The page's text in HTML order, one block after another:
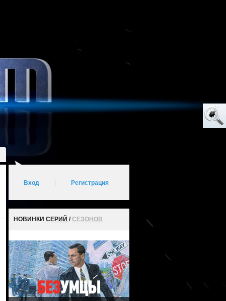
Вход Регистрация
НОВИНКИ СЕРИЙ /СЕЗОНОВ